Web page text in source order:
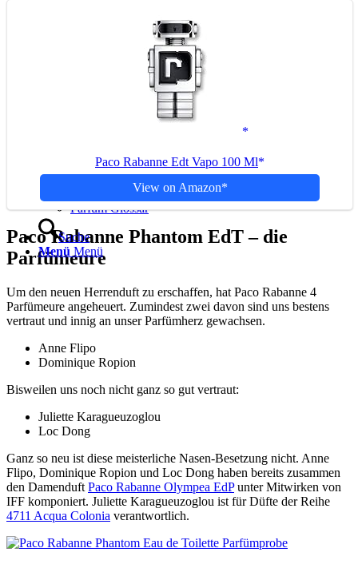
Versace Parfum
Florascent Parfum
Viktor & Rolf Parfüm
Yves Saint Laurent Parfüm
Prada Parfüm
Weitere Parfümmarken
Parfüm-Wissen
Parfüm Glossar
Suche
Menü Menü
Paco Rabanne Edt Vapo 100 Ml
View on Amazon
Paco Rabanne Phantom EdT – die
Parfümeure
Um den neuen Herrenduft zu erschaffen, hat Paco Rabanne 4
Parfümeure angeheuert. Zumindest zwei davon sind uns bestens
vertraut und innig an unser Parfümherz gewachsen.
Anne Flipo
Dominique Ropion
Bisweilen uns noch nicht ganz so gut vertraut:
Juliette Karagueuzoglou
Loc Dong
Ganz so neu ist diese meisterliche Nasen-Besetzung nicht. Anne
Flipo, Dominique Ropion und Loc Dong haben bereits zusammen
den Damenduft Paco Rabanne Olympea EdPunter Mitwirken von
IFF komponiert. Juliette Karagueuzoglou ist für Düfte der Reihe
4711 Acqua Colonia verantwortlich.